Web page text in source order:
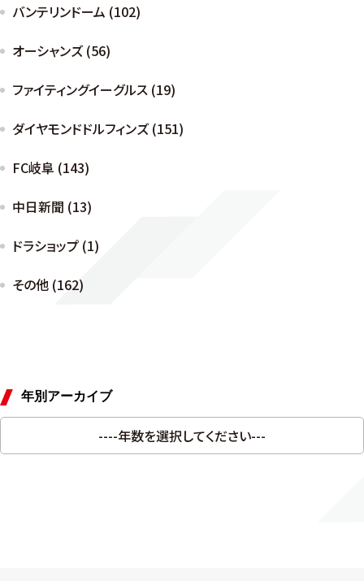
バンテリンドーム (102)
オーシャンズ (56)
ファイティングイーグルス (19)
ダイヤモンドドルフィンズ (151)
FC岐阜 (143)
中日新聞 (13)
ドラショップ (1)
その他 (162)
年別アーカイブ